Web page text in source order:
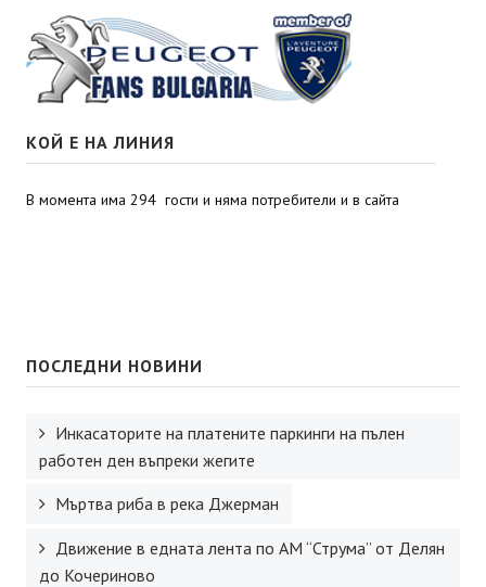
КОЙ Е НА ЛИНИЯ
В момента има 294 гости и няма потребители и в сайта
ПОСЛЕДНИ НОВИНИ
Инкасаторите на платените паркинги на пълен
работен ден въпреки жегите
Мъртва риба в река Джерман
Движение в едната лента по АМ “Струма” от Делян
до Кочериново